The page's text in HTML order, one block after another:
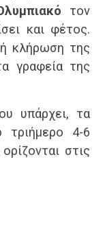
τον
και φέτος.
κλήρωση της
γραφεία της
υπάρχει, τα
τριήμερο 4-6
στις